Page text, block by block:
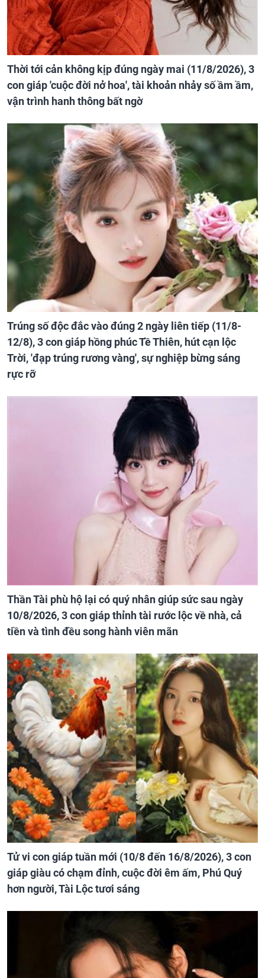
Thời tới cản không kịp đúng ngày mai (11/8/2026), 3
con giáp 'cuộc đời nở hoa', tài khoản nhảy số ầm ầm,
vận trình hanh thông bất ngờ
Trúng số độc đắc vào đúng 2 ngày liên tiếp (11/8-
12/8), 3 con giáp hồng phúc Tề Thiên, hút cạn lộc
Trời, 'đạp trúng rương vàng', sự nghiệp bừng sáng
rực rỡ
Thần Tài phù hộ lại có quý nhân giúp sức sau ngày
10/8/2026, 3 con giáp thỉnh tài rước lộc về nhà, cả
tiền và tình đều song hành viên mãn
Tử vi con giáp tuần mới (10/8 đến 16/8/2026), 3 con
giáp giàu có chạm đỉnh, cuộc đời êm ấm, Phú Quý
hơn người, Tài Lộc tươi sáng